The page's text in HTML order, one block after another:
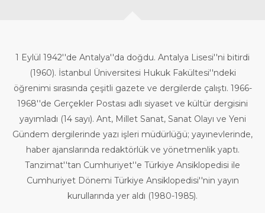
1 Eylül 1942′′de Antalya′′da doğdu. Antalya Lisesi′′ni bitirdi
(1960). İstanbul Üniversitesi Hukuk Fakültesi′′ndeki
öğrenimi sırasında çeşitli gazete ve dergilerde çalıştı. 1966-
1968′′de Gerçekler Postası adlı siyaset ve kültür dergisini
yayımladı (14 sayı). Ant, Millet Sanat, Sanat Olayı ve Yeni
Gündem dergilerinde yazı işleri müdürlüğü; yayınevlerinde,
haber ajanslarında redaktörlük ve yönetmenlik yaptı.
Tanzimat′′tan Cumhuriyet′′e Türkiye Ansiklopedisi ile
Cumhuriyet Dönemi Türkiye Ansiklopedisi′′nin yayın
kurullarında yer aldı (1980-1985).